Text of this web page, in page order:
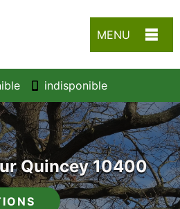
MENU
indisponible
Quincey 10400